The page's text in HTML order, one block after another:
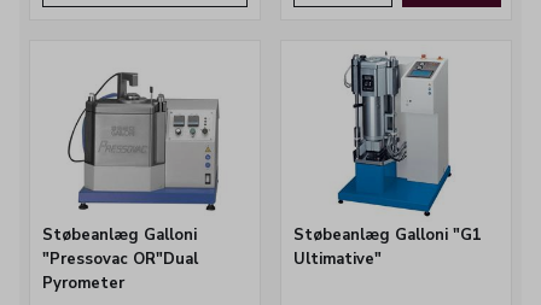
Støbeanlæg Galloni
"Pressovac OR"Dual
Pyrometer
Støbeanlæg Galloni "G1
Ultimative"